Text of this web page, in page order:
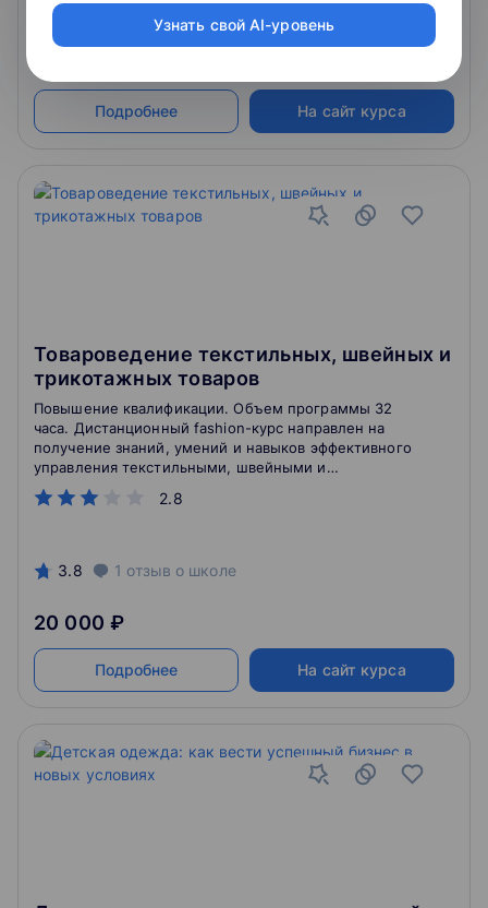
3.8
Подробнее На сайт курса
Товароведение текстильных, швейных и
трикотажных товаров
2.8
Повышение квалификации. Объем программы 32
часа. Дистанционный fashion-курс направлен на
получение знаний, умений и навыков эффективного
управления текстильными, швейными и
трикотажными товарами при осуществлении
процессов закупки, поставки, хранения,
целью получения максимальной прибыли.
3.8 1 отзыв о школе
20 000 ₽
Подробнее На сайт курса
Узнать свой AI-уровень